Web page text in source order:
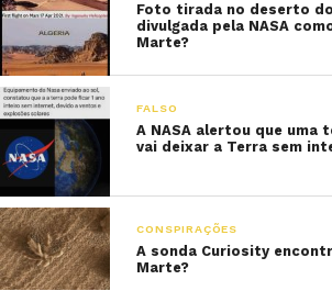
Foto tirada no deserto
divulgada pela NASA
Marte?
FALSO
A NASA alertou que uma
vai deixar a Terra sem
CONSPIRAÇÕES
A sonda Curiosity
Marte?